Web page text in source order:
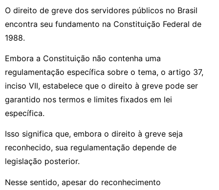
O direito de greve dos servidores públicos no Brasil
encontra seu fundamento na Constituição Federal de
1988.
Embora a Constituição não contenha uma
regulamentação específica sobre o tema, o artigo 37,
inciso VII, estabelece que o direito à greve pode ser
garantido nos termos e limites fixados em lei
específica.
Isso significa que, embora o direito à greve seja
reconhecido, sua regulamentação depende de
legislação posterior.
Nesse sentido, apesar do reconhecimento